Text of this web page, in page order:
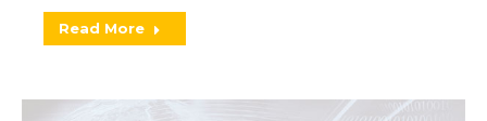
Read More